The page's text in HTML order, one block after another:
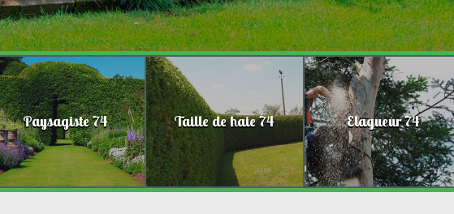
Paysagiste 74 Taille de haie 74 Elagueur 74